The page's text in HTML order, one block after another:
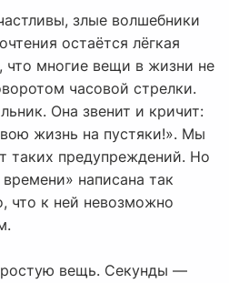
злые волшебники
остаётся лёгкая
что многие вещи в жизни не
часовой стрелки.
Она звенит и кричит:
жизнь на пустяки!». Мы
таких предупреждений. Но
написана так
что к ней невозможно
вещь. Секунды —